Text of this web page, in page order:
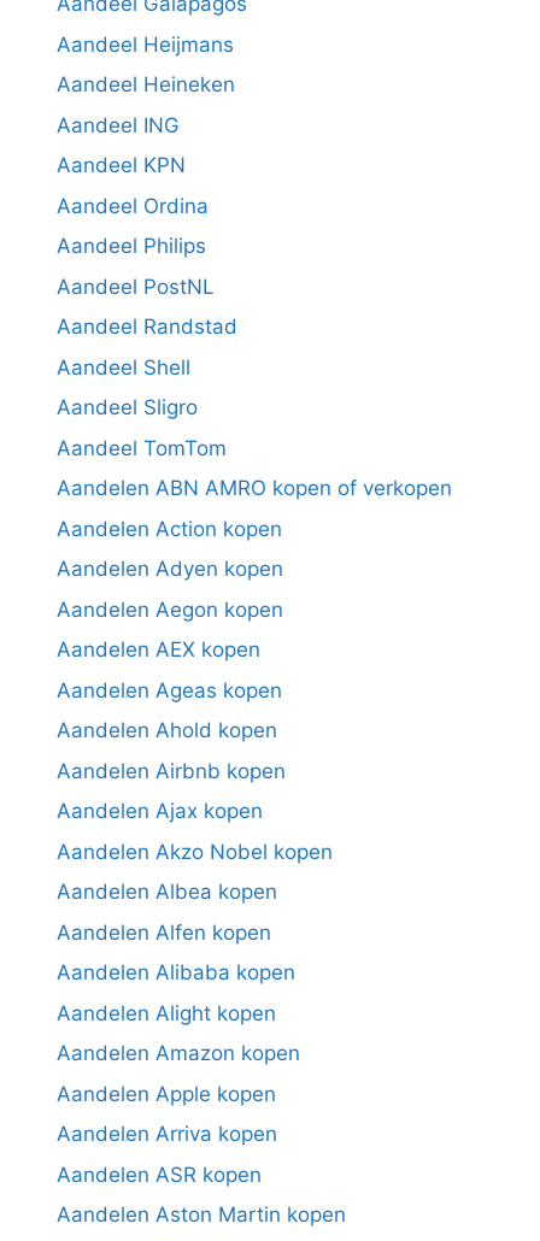
Aandeel Heijmans
Aandeel Heineken
Aandeel ING
Aandeel KPN
Aandeel Ordina
Aandeel Philips
Aandeel PostNL
Aandeel Randstad
Aandeel Shell
Aandeel Sligro
Aandeel TomTom
Aandelen ABN AMRO kopen of verkopen
Aandelen Action kopen
Aandelen Adyen kopen
Aandelen Aegon kopen
Aandelen AEX kopen
Aandelen Ageas kopen
Aandelen Ahold kopen
Aandelen Airbnb kopen
Aandelen Ajax kopen
Aandelen Akzo Nobel kopen
Aandelen Albea kopen
Aandelen Alfen kopen
Aandelen Alibaba kopen
Aandelen Alight kopen
Aandelen Amazon kopen
Aandelen Apple kopen
Aandelen Arriva kopen
Aandelen ASR kopen
Aandelen Aston Martin kopen